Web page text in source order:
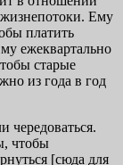
Ему
платить
ежеквартально
старые
из года в год
чередоваться.
чтобы
[сюда для